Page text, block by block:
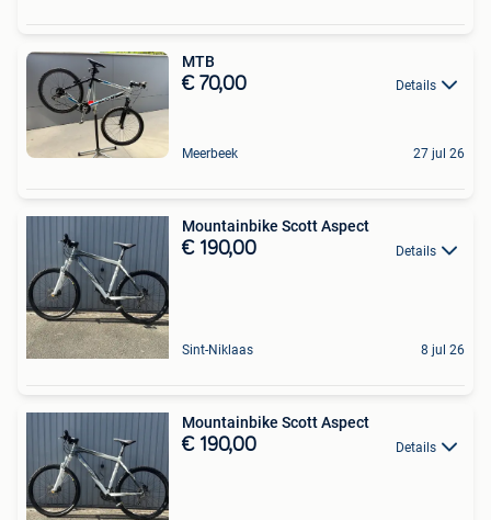
MTB
€ 70,00 Details
Meerbeek 27 jul 26
Mountainbike Scott Aspect
€ 190,00 Details
Sint-Niklaas 8 jul 26
Mountainbike Scott Aspect
€ 190,00 Details